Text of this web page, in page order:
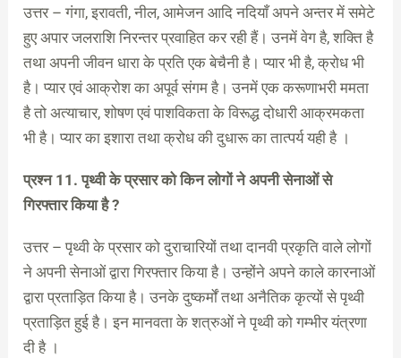
उत्तर – गंगा, इरावती, नील, आमेजन आदि नदियाँ अपने अन्तर में समेटे
हुए अपार जलराशि निरन्तर प्रवाहित कर रही हैं। उनमें वेग है, शक्ति है
तथा अपनी जीवन धारा के प्रति एक बेचैनी है। प्यार भी है, क्रोध भी
है। प्यार एवं आक्रोश का अपूर्व संगम है। उनमें एक करूणाभरी ममता
है तो अत्याचार, शोषण एवं पाशविकता के विरूद्ध दोधारी आक्रमकता
भी है। प्यार का इशारा तथा क्रोध की दुधारू का तात्पर्य यही है ।
प्रश्न 11. पृथ्वी के प्रसार को किन लोगों ने अपनी सेनाओं से
गिरफ्तार किया है ?
उत्तर – पृथ्वी के प्रसार को दुराचारियों तथा दानवी प्रकृति वाले लोगों
ने अपनी सेनाओं द्वारा गिरफ्तार किया है। उन्होंने अपने काले कारनाओं
द्वारा प्रताड़ित किया है। उनके दुष्कर्मों तथा अनैतिक कृत्यों से पृथ्वी
प्रताड़ित हुई है। इन मानवता के शत्रुओं ने पृथ्वी को गम्भीर यंत्रणा
दी है ।